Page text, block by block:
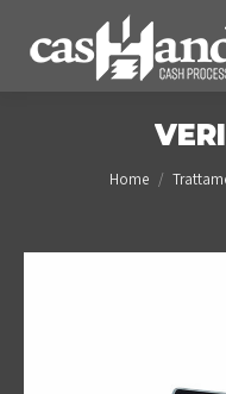
You are here:
Home